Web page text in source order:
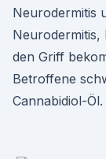
Neurodermitis
Neurodermitis,
den Griff
Betroffene
Cannabidiol-Öl.